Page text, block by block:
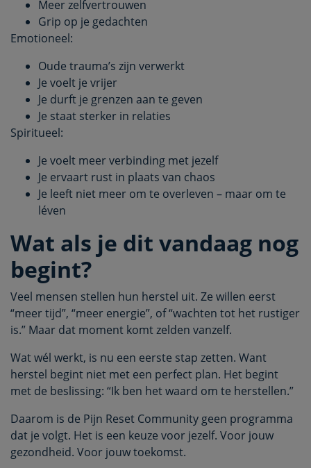
Meer zelfvertrouwen
Grip op je gedachten
Emotioneel:
Oude trauma’s zijn verwerkt
Je voelt je vrijer
Je durft je grenzen aan te geven
Je staat sterker in relaties
Spiritueel:
Je voelt meer verbinding met jezelf
Je ervaart rust in plaats van chaos
Je leeft niet meer om te overleven – maar om te
léven
Wat als je dit vandaag nog
begint?
Veel mensen stellen hun herstel uit. Ze willen eerst
“meer tijd”, “meer energie”, of “wachten tot het rustiger
is.” Maar dat moment komt zelden vanzelf.
Wat wél werkt, is nu een eerste stap zetten. Want
herstel begint niet met een perfect plan. Het begint
met de beslissing: “Ik ben het waard om te herstellen.”
Daarom is de Pijn Reset Community geen programma
dat je volgt. Het is een keuze voor jezelf. Voor jouw
gezondheid. Voor jouw toekomst.